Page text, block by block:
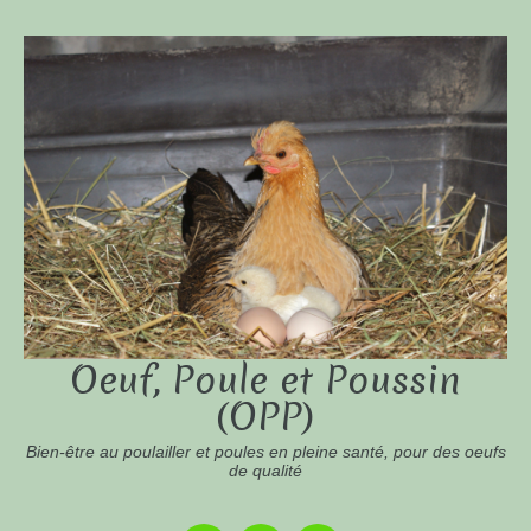
Oeuf, Poule et Poussin
(OPP)
Bien-être au poulailler et poules en pleine santé, pour des oeufs
de qualité